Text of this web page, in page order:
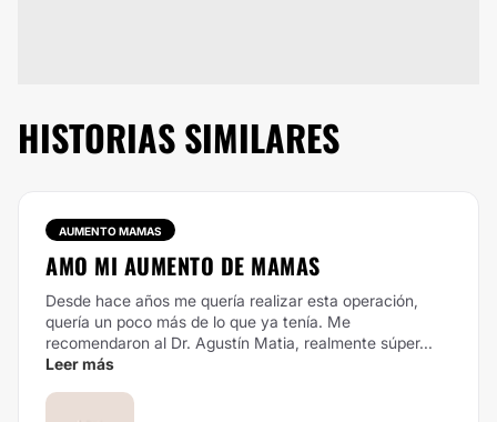
HISTORIAS SIMILARES
AUMENTO MAMAS
AMO MI AUMENTO DE MAMAS
Desde hace años me quería realizar esta operación,
quería un poco más de lo que ya tenía. Me
recomendaron al Dr. Agustín Matia, realmente súper...
Leer más